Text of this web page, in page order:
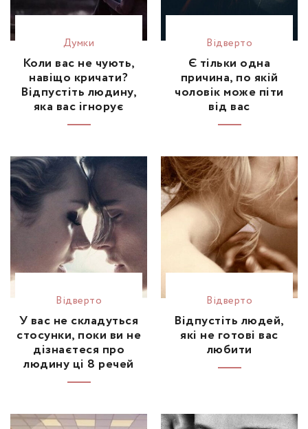
Думки
Коли вас не чують,
навіщо кричати?
Відпустіть людину,
яка вас ігнорує
Відвертo
Є тільки одна
причина, по якій
чоловік може піти
від вас
Відвертo
У вас не складуться
стосунки, поки ви не
дізнаєтеся про
людину ці 8 речей
Відвертo
Відпустіть людей,
які не готові вас
любити